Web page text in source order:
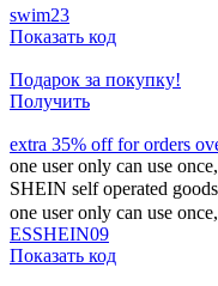
swim23
Показать код
Подарок за покупку!
Получить
extra 35% off for orders
one user only can use
SHEIN self operated
one user only can use
ESSHEIN09
Показать код